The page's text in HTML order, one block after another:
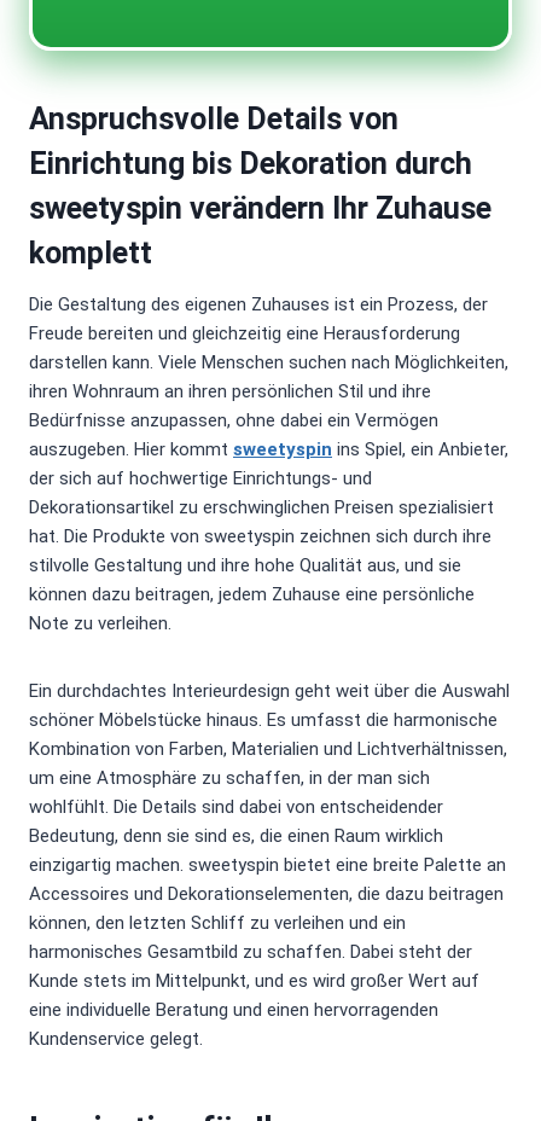
Anspruchsvolle Details von
Einrichtung bis Dekoration durch
sweetyspin verändern Ihr Zuhause
komplett
Die Gestaltung des eigenen Zuhauses ist ein Prozess, der
Freude bereiten und gleichzeitig eine Herausforderung
darstellen kann. Viele Menschen suchen nach Möglichkeiten,
ihren Wohnraum an ihren persönlichen Stil und ihre
Bedürfnisse anzupassen, ohne dabei ein Vermögen
auszugeben. Hier kommt sweetyspin ins Spiel, ein Anbieter,
der sich auf hochwertige Einrichtungs- und
Dekorationsartikel zu erschwinglichen Preisen spezialisiert
hat. Die Produkte von sweetyspin zeichnen sich durch ihre
stilvolle Gestaltung und ihre hohe Qualität aus, und sie
können dazu beitragen, jedem Zuhause eine persönliche
Note zu verleihen.
Ein durchdachtes Interieurdesign geht weit über die Auswahl
schöner Möbelstücke hinaus. Es umfasst die harmonische
Kombination von Farben, Materialien und Lichtverhältnissen,
um eine Atmosphäre zu schaffen, in der man sich
wohlfühlt. Die Details sind dabei von entscheidender
Bedeutung, denn sie sind es, die einen Raum wirklich
einzigartig machen. sweetyspin bietet eine breite Palette an
Accessoires und Dekorationselementen, die dazu beitragen
können, den letzten Schliff zu verleihen und ein
harmonisches Gesamtbild zu schaffen. Dabei steht der
Kunde stets im Mittelpunkt, und es wird großer Wert auf
eine individuelle Beratung und einen hervorragenden
Kundenservice gelegt.